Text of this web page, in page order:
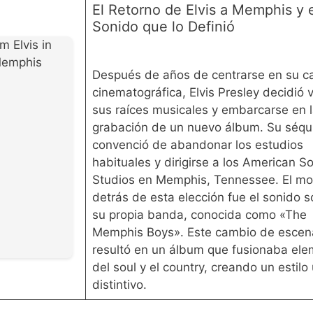
Elvis in
El Retorno de Elvis a Memphis y
Sonido que lo Definió
Después de años de centrarse en su
cinematográfica, Elvis Presley decidió
sus raíces musicales y embarcarse en
grabación de un nuevo álbum. Su
convenció de abandonar los estudios
habituales y dirigirse a los American
Studios en Memphis, Tennessee. El
detrás de esta elección fue el sonido
su propia banda, conocida como «The
Memphis Boys». Este cambio de
resultó en un álbum que fusionaba
del soul y el country, creando un estilo
distintivo.